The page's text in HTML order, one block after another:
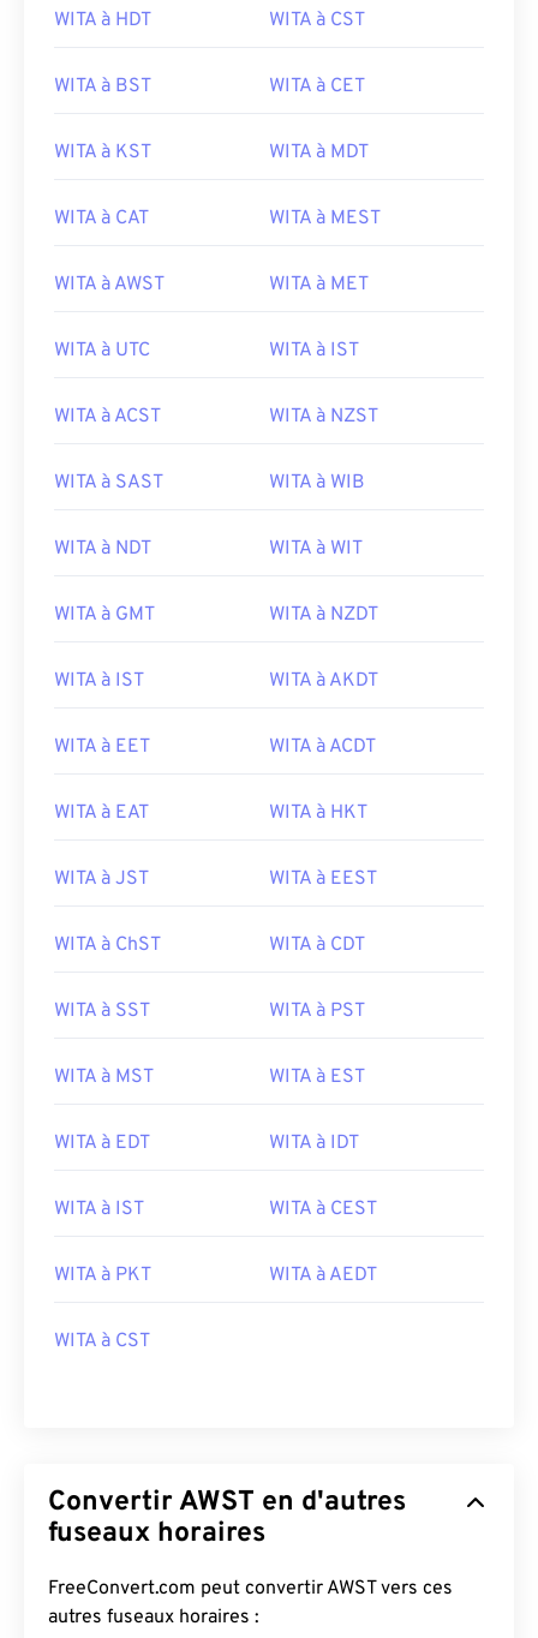
WITA à HDT WITA à CST
WITA à BST WITA à CET
WITA à KST WITA à MDT
WITA à CAT WITA à MEST
WITA à AWST WITA à MET
WITA à UTC WITA à IST
WITA à ACST WITA à NZST
WITA à SAST WITA à WIB
WITA à NDT WITA à WIT
WITA à GMT WITA à NZDT
WITA à IST WITA à AKDT
WITA à EET WITA à ACDT
WITA à EAT WITA à HKT
WITA à JST WITA à EEST
WITA à ChST WITA à CDT
WITA à SST WITA à PST
WITA à MST WITA à EST
WITA à EDT WITA à IDT
WITA à IST WITA à CEST
WITA à PKT WITA à AEDT
WITA à CST
Convertir AWST en d'autres
fuseaux horaires
FreeConvert.com peut convertir AWST vers ces
autres fuseaux horaires :